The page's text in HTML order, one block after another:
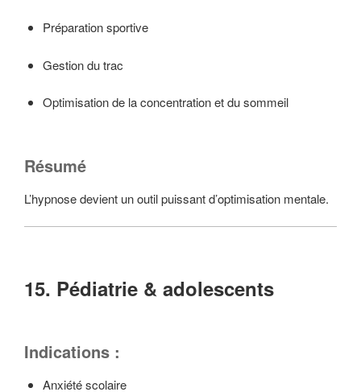
Préparation sportive
Gestion du trac
Optimisation de la concentration et du sommeil
Résumé
L’hypnose devient un outil puissant d’optimisation mentale.
15. Pédiatrie & adolescents
Indications :
Anxiété scolaire